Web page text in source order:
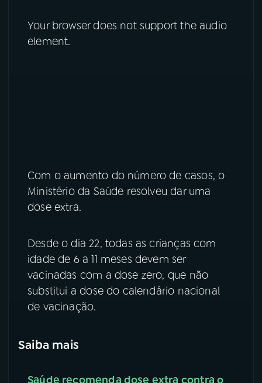
Your browser does not support the audio
element.
Com o aumento do número de casos, o
Ministério da Saúde resolveu dar uma
dose extra.
Desde o dia 22, todas as crianças com
idade de 6 a 11 meses devem ser
vacinadas com a dose zero, que não
substitui a dose do calendário nacional
de vacinação.
Saiba mais
Saúde recomenda dose extra contra o